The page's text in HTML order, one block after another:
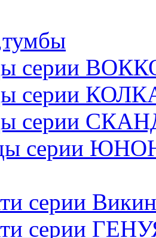
серии
серии
серии
серии
серии
серии